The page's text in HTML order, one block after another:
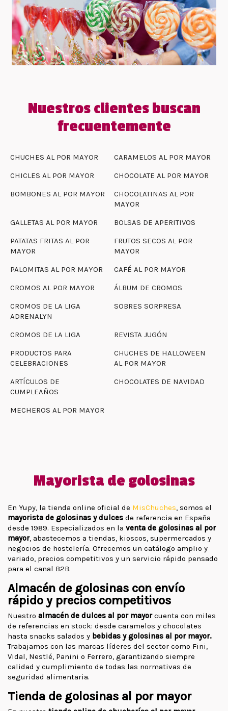
Nuestros clientes buscan
frecuentemente
CHUCHES AL POR MAYOR
CARAMELOS AL POR MAYOR
CHICLES AL POR MAYOR
CHOCOLATE AL POR MAYOR
BOMBONES AL POR MAYOR
CHOCOLATINAS AL POR
MAYOR
GALLETAS AL POR MAYOR
BOLSAS DE APERITIVOS
PATATAS FRITAS AL POR
MAYOR
FRUTOS SECOS AL POR
MAYOR
PALOMITAS AL POR MAYOR
CAFÉ AL POR MAYOR
CROMOS AL POR MAYOR
ÁLBUM DE CROMOS
CROMOS DE LA LIGA
ADRENALYN
SOBRES SORPRESA
CROMOS DE LA LIGA
REVISTA JUGÓN
PRODUCTOS PARA
CELEBRACIONES
CHUCHES DE HALLOWEEN
AL POR MAYOR
ARTÍCULOS DE
CUMPLEAÑOS
CHOCOLATES DE NAVIDAD
MECHEROS AL POR MAYOR
Mayorista de golosinas
En Yupy, la tienda online oficial de MisChuches, somos el
mayorista de golosinas y dulces de referencia en España
desde 1989. Especializados en la venta de golosinas al por
mayor, abastecemos a tiendas, kioscos, supermercados y
negocios de hostelería. Ofrecemos un catálogo amplio y
variado, precios competitivos y un servicio rápido pensado
para el canal B2B.
Almacén de golosinas con envío
rápido y precios competitivos
Nuestro almacén de dulces al por mayorcuenta con miles
de referencias en stock: desde caramelos y chocolates
hasta snacks salados y bebidas y golosinas al por mayor.
Trabajamos con las marcas líderes del sector como Fini,
Vidal, Nestlé, Panini o Ferrero, garantizando siempre
calidad y cumplimiento de todas las normativas de
seguridad alimentaria.
Tienda de golosinas al por mayor